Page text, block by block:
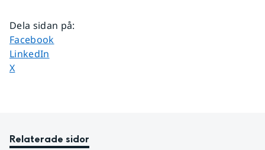
Dela sidan på:
Dela sidan på
Facebook
Dela sidan på
LinkedIn
Dela sidan på
X
Relaterade sidor